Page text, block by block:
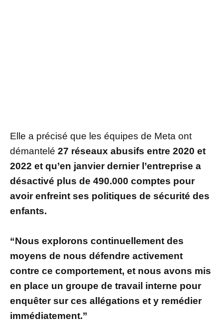
Elle a précisé que les équipes de Meta ont
démantelé 27 réseaux abusifs entre 2020 et
2022 et qu’en janvier dernier l’entreprise a
désactivé plus de 490.000 comptes pour
avoir enfreint ses politiques de sécurité des
enfants.
“Nous explorons continuellement des
moyens de nous défendre activement
contre ce comportement, et nous avons mis
en place un groupe de travail interne pour
enquêter sur ces allégations et y remédier
immédiatement.”